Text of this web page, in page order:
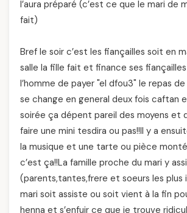
l’aura préparé (c’est ce que le mari de
fait)
Bref le soir c’est les fiançailles soit en
salle la fille fait et finance ses fiançailles
l’homme de payer "el dfou3" le repas
se change en general deux fois caftan
soirée ça dépent pareil des moyens et
faire une mini tesdira ou pas!!Il y a
la musique et une tarte ou pièce
c’est ça!!La famille proche du mari y
(parents,tantes,frere et soeurs les plus
mari soit assiste ou soit vient à la fin
henna et s’enfuir ce que je trouve